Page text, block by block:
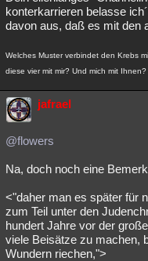
konterkarrieren belasse
davon aus, daß es mit den
Welches Muster verbindet den Krebs
diese vier mit mir? Und mich mit
jafrael
@flowers
Na, doch noch eine
<"daher man es später für
zum Teil unter den
hundert Jahre vor der
viele Beisätze zu machen,
Wundern riechen,">